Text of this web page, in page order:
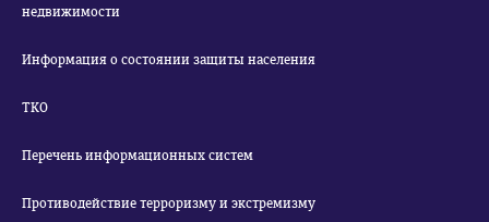
недвижимости
Информация о состоянии защиты населения
ТКО
Перечень информационных систем
Противодействие терроризму и экстремизму